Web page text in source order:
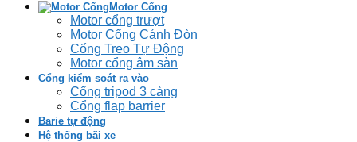
Motor Cổng
Motor cổng trượt
Motor Cổng Cánh Đòn
Cổng Treo Tự Động
Motor cổng âm sàn
Cổng kiểm soát ra vào
Cổng tripod 3 càng
Cổng flap barrier
Barie tự động
Hệ thống bãi xe